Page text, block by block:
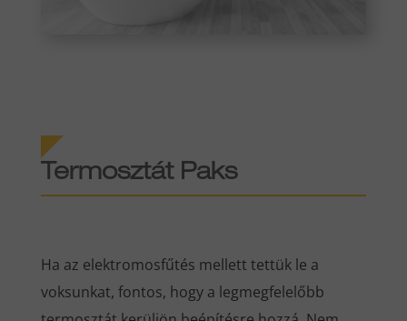
Termosztát Paks
Ha az elektromosfűtés mellett tettük le a
voksunkat, fontos, hogy a legmegfelelőbb